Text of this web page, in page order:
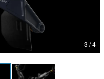
3 / 4